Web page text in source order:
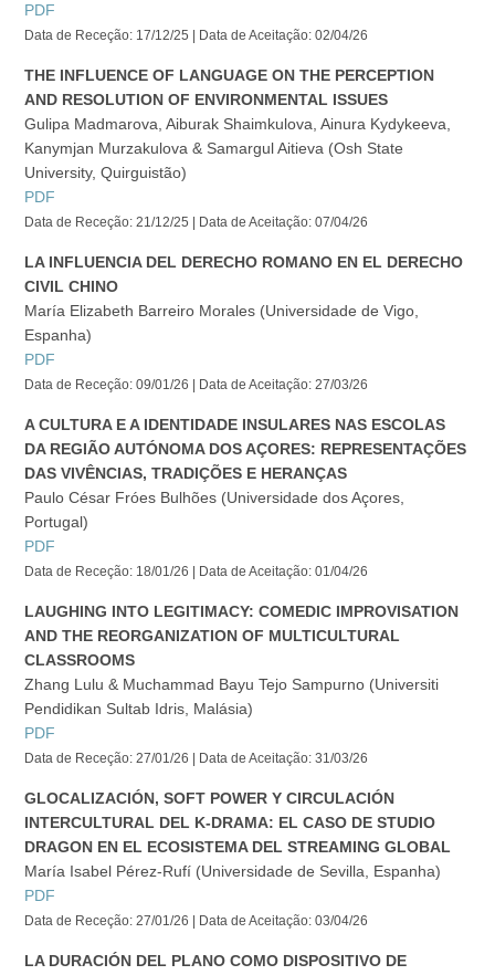
PDF
Data de Receção: 17/12/25 | Data de Aceitação: 02/04/26
THE INFLUENCE OF LANGUAGE ON THE PERCEPTION
AND RESOLUTION OF ENVIRONMENTAL ISSUES
Gulipa Madmarova, Aiburak Shaimkulova, Ainura Kydykeeva,
Kanymjan Murzakulova & Samargul Aitieva (Osh State
University, Quirguistão)
PDF
Data de Receção: 21/12/25 | Data de Aceitação: 07/04/26
LA INFLUENCIA DEL DERECHO ROMANO EN EL DERECHO
CIVIL CHINO
María Elizabeth Barreiro Morales (Universidade de Vigo,
Espanha)
PDF
Data de Receção: 09/01/26 | Data de Aceitação: 27/03/26
A CULTURA E A IDENTIDADE INSULARES NAS ESCOLAS
DA REGIÃO AUTÓNOMA DOS AÇORES: REPRESENTAÇÕES
DAS VIVÊNCIAS, TRADIÇÕES E HERANÇAS
Paulo César Fróes Bulhões (Universidade dos Açores,
Portugal)
PDF
Data de Receção: 18/01/26 | Data de Aceitação: 01/04/26
LAUGHING INTO LEGITIMACY: COMEDIC IMPROVISATION
AND THE REORGANIZATION OF MULTICULTURAL
CLASSROOMS
Zhang Lulu & Muchammad Bayu Tejo Sampurno (Universiti
Pendidikan Sultab Idris, Malásia)
PDF
Data de Receção: 27/01/26 | Data de Aceitação: 31/03/26
GLOCALIZACIÓN, SOFT POWER Y CIRCULACIÓN
INTERCULTURAL DEL K-DRAMA: EL CASO DE STUDIO
DRAGON EN EL ECOSISTEMA DEL STREAMING GLOBAL
María Isabel Pérez-Rufí (Universidade de Sevilla, Espanha)
PDF
Data de Receção: 27/01/26 | Data de Aceitação: 03/04/26
LA DURACIÓN DEL PLANO COMO DISPOSITIVO DE